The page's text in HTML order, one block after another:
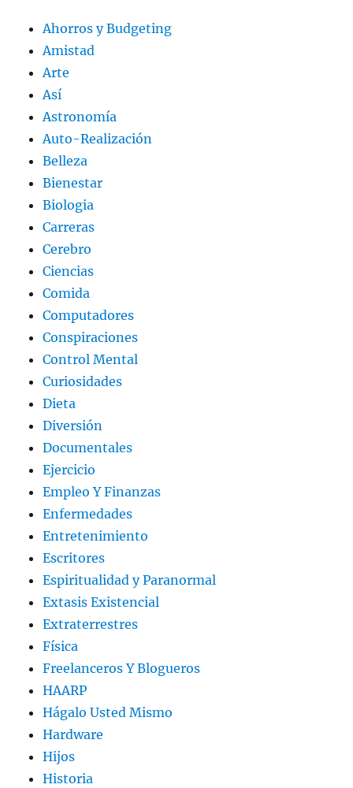
Ahorros y Budgeting
Amistad
Arte
Así
Astronomía
Auto-Realización
Belleza
Bienestar
Biologia
Carreras
Cerebro
Ciencias
Comida
Computadores
Conspiraciones
Control Mental
Curiosidades
Dieta
Diversión
Documentales
Ejercicio
Empleo Y Finanzas
Enfermedades
Entretenimiento
Escritores
Espiritualidad y Paranormal
Extasis Existencial
Extraterrestres
Física
Freelanceros Y Blogueros
HAARP
Hágalo Usted Mismo
Hardware
Hijos
Historia